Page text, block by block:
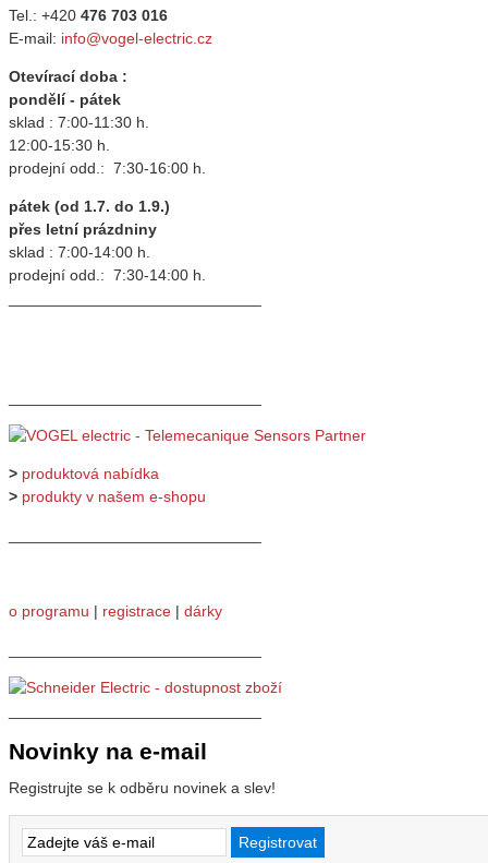
Tel.: +420 476 703 016
E-mail: info@vogel-electric.cz
Otevírací doba :
pondělí - pátek
sklad : 7:00-11:30 h.
12:00-15:30 h.
prodejní odd.: 7:30-16:00 h.
pátek (od 1.7. do 1.9.)
přes letní prázdniny
sklad : 7:00-14:00 h.
prodejní odd.: 7:30-14:00 h.
> produktová nabídka
> produkty v našem e-shopu
o programu | registrace | dárky
Novinky na e-mail
Registrujte se k odběru novinek a slev!